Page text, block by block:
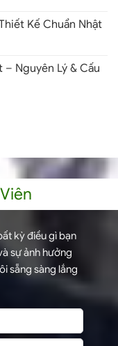
Kế Chuẩn Nhật
Nguyên Lý & Cấu
kỳ điều gì bạn
sự ảnh hưởng
sẵng sàng lắng